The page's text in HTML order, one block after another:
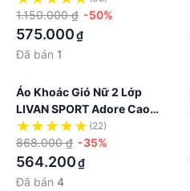
1.150.000 ₫ -50%
575.000₫
Đã bán 1
Áo Khoác Gió Nữ 2 Lớp
LIVAN SPORT Adore Cao
Cấp
(22)
868.000 ₫ -35%
564.200₫
Đã bán 4